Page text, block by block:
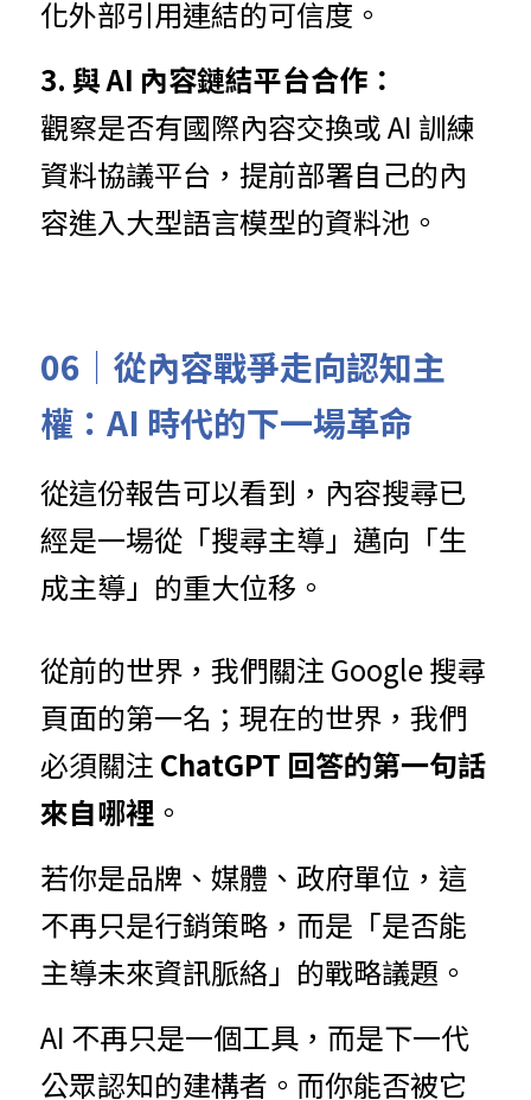
化外部引用連結的可信度。
3. 與 AI 內容鏈結平台合作：
觀察是否有國際內容交換或 AI 訓練
資料協議平台，提前部署自己的內
容進入大型語言模型的資料池。
06｜ 從內容戰爭走向認知主
權：AI 時代的下一場革命
從這份報告可以看到，內容搜尋已
經是一場從「搜尋主導」邁向「生
成主導」的重大位移。
從前的世界，我們關注 Google 搜尋
頁面的第一名；現在的世界，我們
必須關注 ChatGPT 回答的第一句話
來自哪裡 。
若你是品牌、媒體、政府單位，這
不再只是行銷策略，而是「是否能
主導未來資訊脈絡」的戰略議題。
AI 不再只是一個工具，而是下一代
公眾認知的建構者。而你能否被它